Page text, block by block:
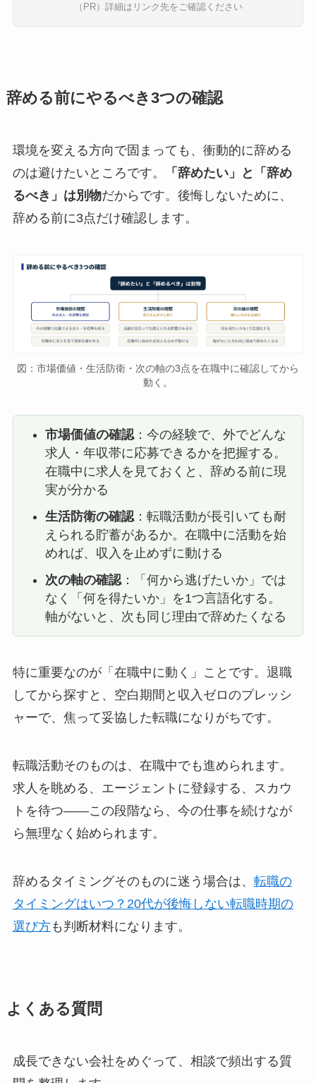
（PR）詳細はリンク先をご確認ください
辞める前にやるべき3つの確認
環境を変える方向で固まっても、衝動的に辞める
のは避けたいところです。
「辞めたい」と「辞め
るべき」は別物だからです。後悔しないために、
辞める前に3点だけ確認します。
図：市場価値・生活防衛・次の軸の3点を在職中に確認してから
動く。
市場価値の確認：今の経験で、外でどんな
求人・年収帯に応募できるかを把握する。
在職中に求人を見ておくと、辞める前に現
実が分かる
生活防衛の確認：転職活動が長引いても耐
えられる貯蓄があるか。在職中に活動を始
めれば、収入を止めずに動ける
次の軸の確認：「何から逃げたいか」では
なく「何を得たいか」を1つ言語化する。
軸がないと、次も同じ理由で辞めたくなる
特に重要なのが「在職中に動く」ことです。退職
してから探すと、空白期間と収入ゼロのプレッシ
ャーで、焦って妥協した転職になりがちです。
転職活動そのものは、在職中でも進められます。
求人を眺める、エージェントに登録する、スカウ
トを待つ——この段階なら、今の仕事を続けなが
ら無理なく始められます。
辞めるタイミングそのものに迷う場合は、 転職の
タイミングはいつ？20代が後悔しない転職時期の
選び方も判断材料になります。
よくある質問
成長できない会社をめぐって、相談で頻出する質